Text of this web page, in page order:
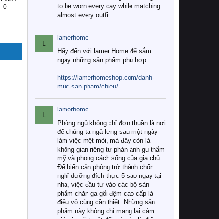
0
to be worn every day while matching
almost every outfit.
L
lamerhome
Hãy đến với lamer Home để sắm
ngay những sản phẩm phù hợp
https://lamerhomeshop.com/danh-
muc-san-pham/chieu/
L
lamerhome
Phòng ngủ không chỉ đơn thuần là nơi
để chúng ta ngả lưng sau một ngày
làm việc mệt mỏi, mà đây còn là
không gian riêng tư phản ánh gu thẩm
mỹ và phong cách sống của gia chủ.
Để biến căn phòng trở thành chốn
nghỉ dưỡng đích thực 5 sao ngay tại
nhà, việc đầu tư vào các bộ sản
phẩm chăn ga gối đệm cao cấp là
điều vô cùng cần thiết. Những sản
phẩm này không chỉ mang lại cảm